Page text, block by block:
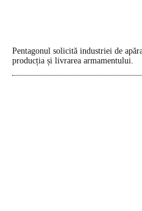
Pentagonul solicită industriei de
producția și livrarea armamentului.